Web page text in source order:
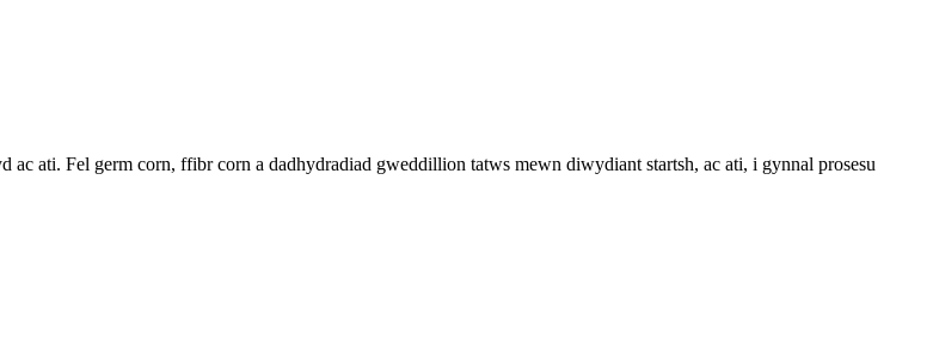
ati. Fel germ corn, ffibr corn a dadhydradiad gweddillion tatws mewn diwydiant startsh, ac ati, i gynnal prosesu